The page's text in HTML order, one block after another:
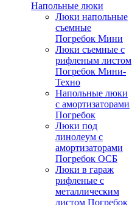
Напольные люки
Люки напольные
съемные
Погребок Мини
Люки съемные с
рифленым листом
Погребок Мини-
Техно
Напольные люки
с амортизаторами
Погребок
Люки под
линолеум с
амортизаторами
Погребок ОСБ
Люки в гараж
рифленые с
металлическим
листом Погребок